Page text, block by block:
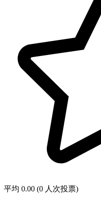
平均 0.00 (0 人次投票)